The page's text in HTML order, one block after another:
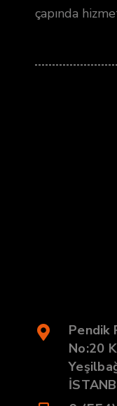
çapında
Pendik
No:20